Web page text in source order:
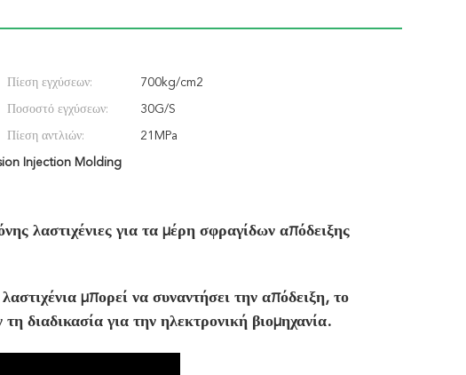
Πίεση εγχύσεων: 700kg/cm2
Ποσοστό εγχύσεων: 30G/S
Πίεση αντλιών: 21MPa
Injection Molding
λαστιχένιες για τα μέρη σφραγίδων απόδειξης
μπορεί να συναντήσει την απόδειξη, το
διαδικασία για την ηλεκτρονική βιομηχανία.